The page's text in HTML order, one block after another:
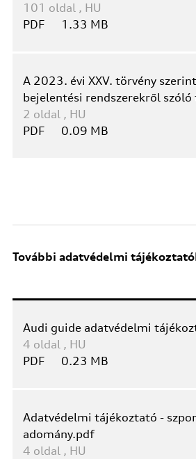
101 oldal, HU
PDF
1.33 MB
A 2023. évi XXV. törvény
bejelentési rendszerekről
2 oldal, HU
PDF
0.09 MB
További adatvédelmi
Audi guide adatvédelmi
4 oldal, HU
PDF
0.23 MB
Adatvédelmi tájékoztató -
adomány.pdf
4 oldal, HU